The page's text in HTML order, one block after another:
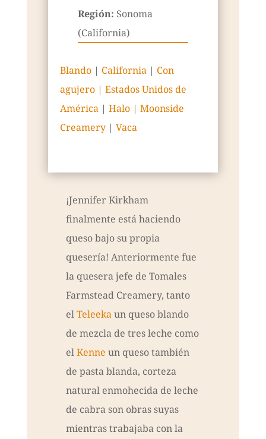
Región: Sonoma
(California)
Blando| California| Con
agujero| Estados Unidos de
América| Halo| Moonside
Creamery| Vaca
¡Jennifer Kirkham
finalmente está haciendo
queso bajo su propia
quesería! Anteriormente fue
la quesera jefe de Tomales
Farmstead Creamery, tanto
elTeleekaun queso blando
de mezcla de tres leche como
elKenne un queso también
de pasta blanda, corteza
natural enmohecida de leche
de cabra son obras suyas
mientras trabajaba con la